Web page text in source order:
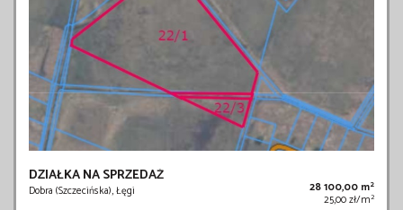
DZIAŁKA NA SPRZEDAŻ
Dobra (Szczecińska), Łęgi 28 100,00 m2
25,00 zł/m2